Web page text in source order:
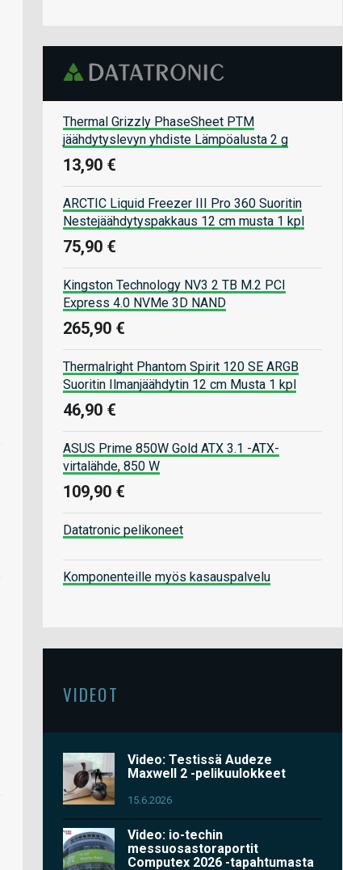
Thermal Grizzly PhaseSheet PTM
jäähdytyslevyn yhdiste Lämpöalusta 2 g
13,90 €
ARCTIC Liquid Freezer III Pro 360 Suoritin
Nestejäähdytyspakkaus 12 cm musta 1 kpl
75,90 €
Kingston Technology NV3 2 TB M.2 PCI
Express 4.0 NVMe 3D NAND
265,90 €
Thermalright Phantom Spirit 120 SE ARGB
Suoritin Ilmanjäähdytin 12 cm Musta 1 kpl
46,90 €
ASUS Prime 850W Gold ATX 3.1 -ATX-
virtalähde, 850 W
109,90 €
Datatronic pelikoneet
Komponenteille myös kasauspalvelu
VIDEOT
Video: Testissä Audeze
Maxwell 2 -pelikuulokkeet
15.6.2026
Video: io-techin
messuosastoraportit
Computex 2026 -tapahtumasta